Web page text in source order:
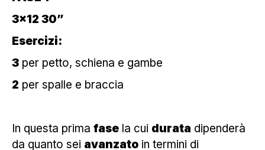
3×12 30”
Esercizi:
3 per petto, schiena e gambe
2 per spalle e braccia
In questa prima fase la cui durata dipenderà
da quanto sei avanzato in termini di